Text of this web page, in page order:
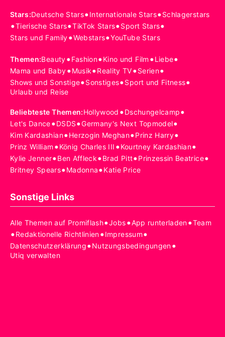
Stars:Deutsche Stars•Internationale Stars•Schlagerstars
•Tierische Stars•TikTok Stars•Sport Stars•
Stars und Family•Webstars•YouTube Stars
Themen:Beauty•Fashion•Kino und Film •Liebe•
Mama und Baby•Musik•Reality TV•Serien•
Shows und Sonstige•Sonstiges•Sport und Fitness•
Urlaub und Reise
Beliebteste Themen:Hollywood •Dschungelcamp•
Let's Dance•DSDS•Germany's Next Topmodel•
Kim Kardashian•Herzogin Meghan•Prinz Harry•
Prinz William •König Charles III •Kourtney Kardashian•
Kylie Jenner•Ben Affleck•Brad Pitt•Prinzessin Beatrice•
Britney Spears•Madonna•Katie Price
Sonstige Links
Alle Themen auf Promiflash•Jobs•App runterladen•Team
•Redaktionelle Richtlinien•Impressum•
Datenschutzerklärung•Nutzungsbedingungen•
Utiq verwalten